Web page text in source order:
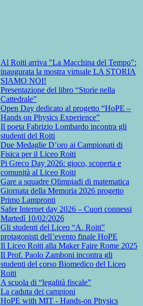
Al Roiti arriva "La Macchina del Tempo":
inaugurata la mostra virtuale LA STORIA
SIAMO NOI!
Presentazione del libro “Storie nella
Cattedrale”
Open Day dedicato al progetto “HoPE –
Hands on Physics Experience”
Il poeta Fabrizio Lombardo incontra gli
studenti del Roiti
Due Medaglie D’oro ai Campionati di
Fisica per il Liceo Roiti
Pi Greco Day 2026: gioco, scoperta e
comunità al Liceo Roiti
Gare a squadre Olimpiadi di matematica
Giornata della Memoria 2026 progetto
Primo Lampronti
Safer Internet day 2026 – Cuori connessi
Martedì 10/02/2026
Gli studenti del Liceo “A. Roiti”
protagonisti dell’evento finale HoPE
Il Liceo Roiti alla Maker Faire Rome 2025
Il Prof. Paolo Zamboni incontra gli
studenti del corso Biomedico del Liceo
Roiti
A scuola di “legalità fiscale”
La caduta dei campioni
HoPE with MIT - Hands-on Physics